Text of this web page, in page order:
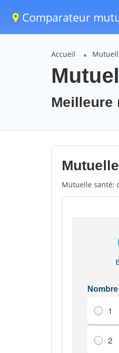
Comparateur
Accueil
Meilleure
Mutuelle santé: